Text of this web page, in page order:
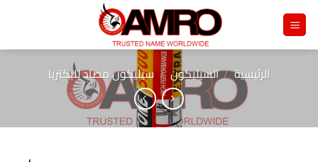
تخطي
للمحتوى
الرئيسية / السيليكون / سيليكون مضاد للبكتريا